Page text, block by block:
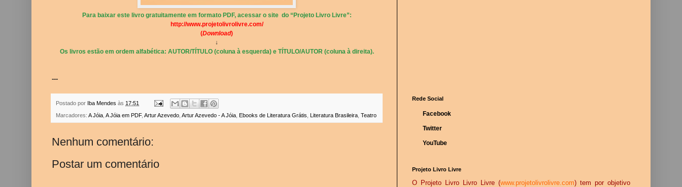
Para baixar este livro gratuitamente em formato PDF, acessar o site do “Projeto Livro Livre”:
http://www.projetolivrolivre.com/
(Download)
↓
Os livros estão em ordem alfabética: AUTOR/TÍTULO (coluna à esquerda) e TÍTULO/AUTOR (coluna à direita).
---
Postado por Iba Mendes às 17:51
Marcadores: A Jóia A Jóia em PDF, Artur Azevedo Artur Azevedo - A Jóia Ebooks de Literatura Grátis Literatura Brasileira Teatro
Nenhum comentário:
Postar um comentário
Rede Social
Facebook
Twitter
YouTube
Projeto Livro Livre
O Projeto Livro Livro Livre (www.projetolivrolivre.com) tem por objetivo